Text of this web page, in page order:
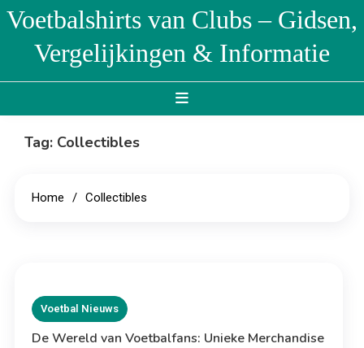
Skip
content
Voetbalshirts van Clubs – Gidsen,
Vergelijkingen & Informatie
Tag: Collectibles
Home Collectibles
Voetbal Nieuws
De Wereld van Voetbalfans: Unieke Merchandise